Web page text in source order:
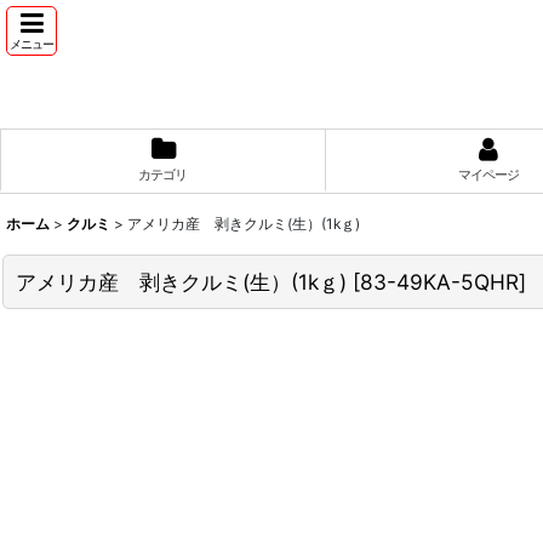
メニュー
カテゴリ マイページ
ホーム > クルミ > アメリカ産 剥きクルミ(生）(1kｇ)
アメリカ産 剥きクルミ(生）(1kｇ) [83-49KA-5QHR]